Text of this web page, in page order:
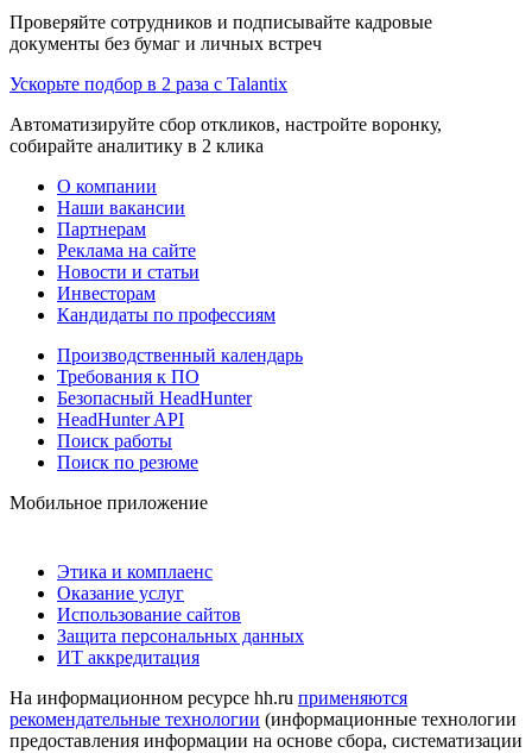
Проверяйте сотрудников и подписывайте кадровые
документы без бумаг и личных встреч
Ускорьте подбор в 2 раза с Talantix
Автоматизируйте сбор откликов, настройте воронку,
собирайте аналитику в 2 клика
О компании
Наши вакансии
Партнерам
Реклама на сайте
Новости и статьи
Инвесторам
Кандидаты по профессиям
Производственный календарь
Требования к ПО
Безопасный HeadHunter
HeadHunter API
Поиск работы
Поиск по резюме
Мобильное приложение
Этика и комплаенс
Оказание услуг
Использование сайтов
Защита персональных данных
ИТ аккредитация
На информационном ресурсе hh.ru применяются
рекомендательные технологии (информационные технологии
предоставления информации на основе сбора, систематизации